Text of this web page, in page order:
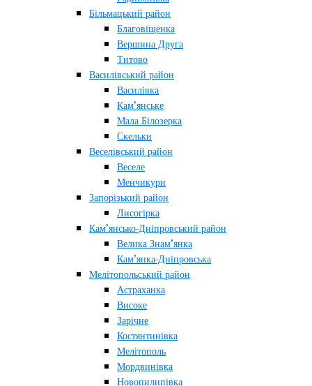
Більмацький район
Благовіщенка
Вершина Друга
Титово
Василівський район
Василівка
Кам’янське
Мала Білозерка
Скельки
Веселівський район
Веселе
Менчикури
Запорізький район
Лисогірка
Кам’янсько-Дніпровський район
Велика Знам’янка
Кам’янка-Дніпровська
Мелітопольський район
Астраханка
Високе
Зарічне
Костянтинівка
Мелітополь
Мордвинівка
Новопилипівка